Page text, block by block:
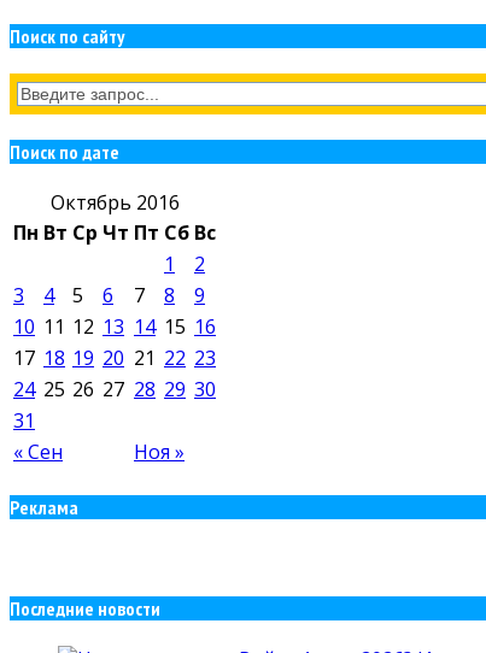
Поиск по сайту
Поиск по дате
Октябрь 2016
Пн Вт Ср Чт Пт Сб Вс
« Сен Ноя »
1
2
3
4 5 6 7 8
9
10 11 12 13 14 15 16
17 18 19 20 21 22 23
24 25 26 27 28 29 30
31
Реклама
Последние новости